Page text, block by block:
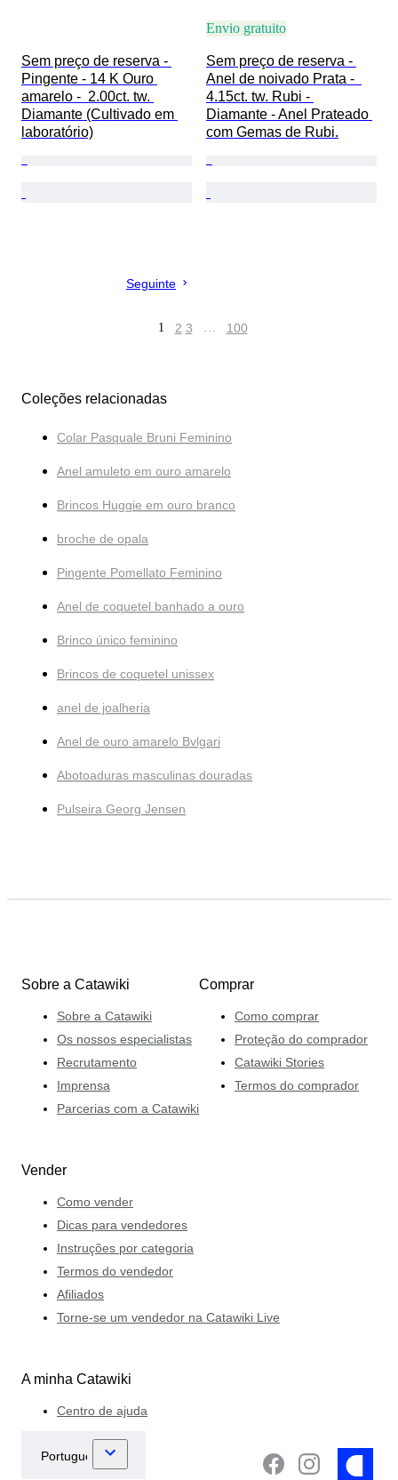
Sem preço de reserva -
Pingente - 14 K Ouro
amarelo -  2.00ct. tw.
Diamante (Cultivado em
laboratório)
Envio gratuito
Sem preço de reserva -
Anel de noivado Prata -
4.15ct. tw. Rubi -
Diamante - Anel Prateado
com Gemas de Rubi.
Seguinte
1 2 3 … 100
Coleções relacionadas
Colar Pasquale Bruni Feminino
Anel amuleto em ouro amarelo
Brincos Huggie em ouro branco
broche de opala
Pingente Pomellato Feminino
Anel de coquetel banhado a ouro
Brinco único feminino
Brincos de coquetel unissex
anel de joalheria
Anel de ouro amarelo Bvlgari
Abotoaduras masculinas douradas
Pulseira Georg Jensen
Sobre a Catawiki
Sobre a Catawiki
Os nossos especialistas
Recrutamento
Imprensa
Parcerias com a Catawiki
Comprar
Como comprar
Proteção do comprador
Catawiki Stories
Termos do comprador
Vender
Como vender
Dicas para vendedores
Instruções por categoria
Termos do vendedor
Afiliados
Torne-se um vendedor na Catawiki Live
A minha Catawiki
Centro de ajuda